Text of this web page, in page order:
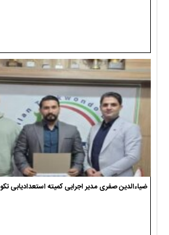
ضیاءالدین صفری مدیر اجرایی کمیته استعدادیابی